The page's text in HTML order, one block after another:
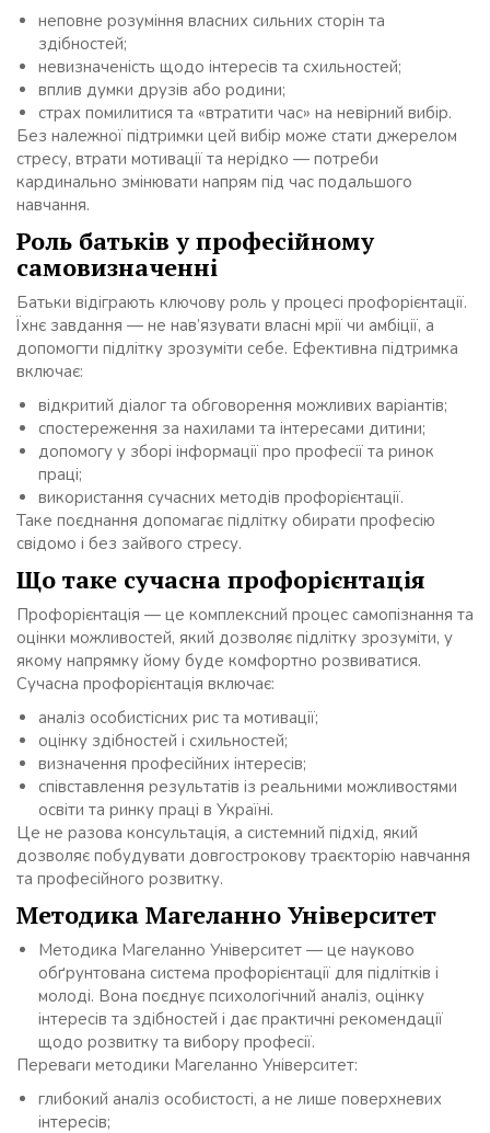
неповне розуміння власних сильних сторін та
здібностей;
невизначеність щодо інтересів та схильностей;
вплив думки друзів або родини;
страх помилитися та «втратити час» на невірний вибір.
Без належної підтримки цей вибір може стати джерелом
стресу, втрати мотивації та нерідко — потреби
кардинально змінювати напрям під час подальшого
навчання.
Роль батьків у професійному
самовизначенні
Батьки відіграють ключову роль у процесі профорієнтації.
Їхнє завдання — не нав’язувати власні мрії чи амбіції, а
допомогти підлітку зрозуміти себе. Ефективна підтримка
включає:
відкритий діалог та обговорення можливих варіантів;
спостереження за нахилами та інтересами дитини;
допомогу у зборі інформації про професії та ринок
праці;
використання сучасних методів профорієнтації.
Таке поєднання допомагає підлітку обирати професію
свідомо і без зайвого стресу.
Що таке сучасна профорієнтація
Профорієнтація — це комплексний процес самопізнання та
оцінки можливостей, який дозволяє підлітку зрозуміти, у
якому напрямку йому буде комфортно розвиватися.
Сучасна профорієнтація включає:
аналіз особистісних рис та мотивації;
оцінку здібностей і схильностей;
визначення професійних інтересів;
співставлення результатів із реальними можливостями
освіти та ринку праці в Україні.
Це не разова консультація, а системний підхід, який
дозволяє побудувати довгострокову траєкторію навчання
та професійного розвитку.
Методика Магеланно Університет
Методика Магеланно Університет — це науково
обґрунтована система профорієнтації для підлітків і
молоді. Вона поєднує психологічний аналіз, оцінку
інтересів та здібностей і дає практичні рекомендації
щодо розвитку та вибору професії.
Переваги методики Магеланно Університет:
глибокий аналіз особистості, а не лише поверхневих
інтересів;